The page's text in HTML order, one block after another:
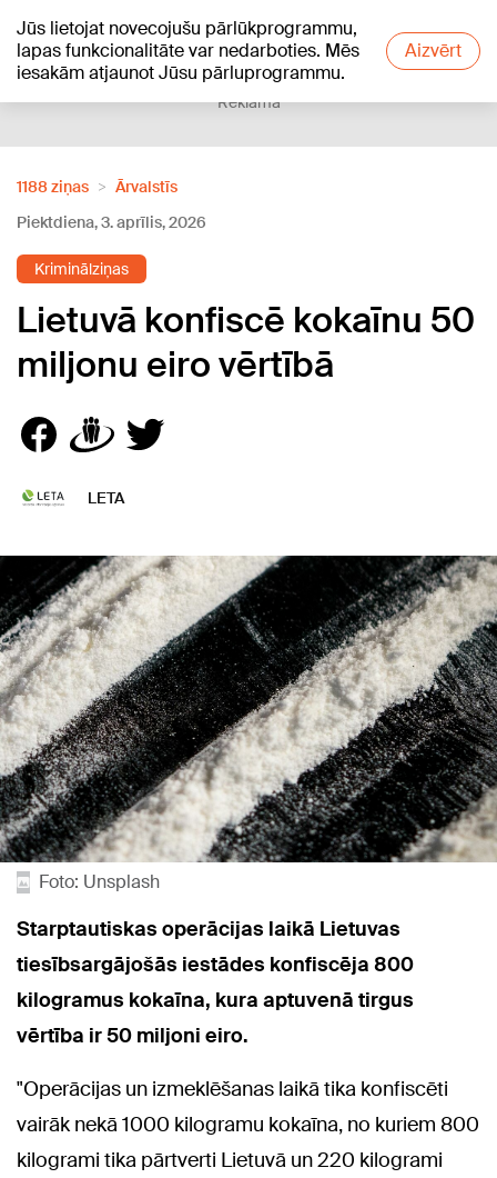
Jūs lietojat novecojušu pārlūkprogrammu,
lapas funkcionalitāte var nedarboties. Mēs
iesakām atjaunot Jūsu pārluprogrammu.
Aizvērt
+11°C
Reklāma
1188 ziņas
Ārvalstīs
Piektdiena, 3. aprīlis, 2026
Kriminālziņas
Lietuvā konfiscē kokaīnu 50
miljonu eiro vērtībā
LETA
Foto: Unsplash
Starptautiskas operācijas laikā Lietuvas
tiesībsargājošās iestādes konfiscēja 800
kilogramus kokaīna, kura aptuvenā tirgus
vērtība ir 50 miljoni eiro.
"Operācijas un izmeklēšanas laikā tika konfiscēti
vairāk nekā 1000 kilogramu kokaīna, no kuriem 800
kilogrami tika pārtverti Lietuvā un 220 kilogrami